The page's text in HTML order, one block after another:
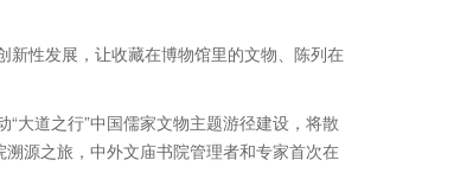
性发展，让收藏在博物馆里的文物、陈列在
大道之行”中国儒家文物主题游径建设，将散
源之旅，中外文庙书院管理者和专家首次在